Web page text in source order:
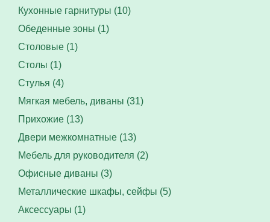
Кухонные гарнитуры (10)
Обеденные зоны (1)
Столовые (1)
Столы (1)
Стулья (4)
Мягкая мебель, диваны (31)
Прихожие (13)
Двери межкомнатные (13)
Мебель для руководителя (2)
Офисные диваны (3)
Металлические шкафы, сейфы (5)
Аксессуары (1)